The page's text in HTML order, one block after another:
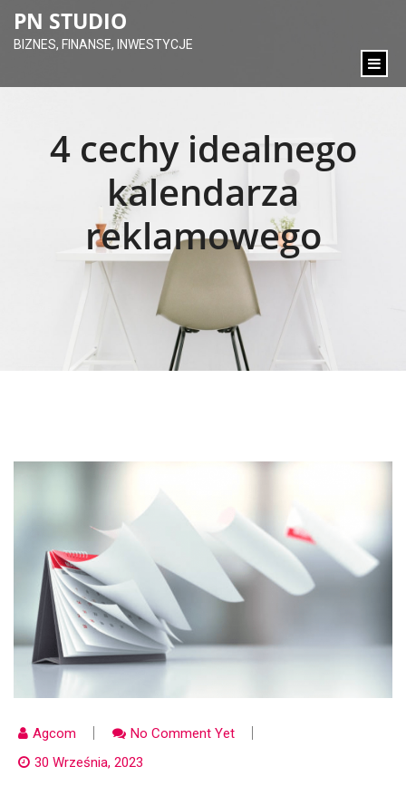
PN STUDIO
BIZNES, FINANSE, INWESTYCJE
4 cechy idealnego
kalendarza
reklamowego
Agcom
No Comment Yet
30 Września, 2023